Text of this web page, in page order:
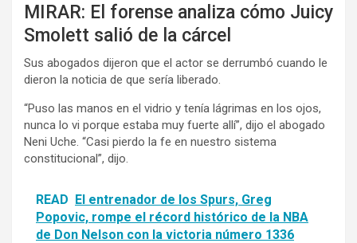
MIRAR: El forense analiza cómo Juicy
Smolett salió de la cárcel
Sus abogados dijeron que el actor se derrumbó cuando le
dieron la noticia de que sería liberado.
“Puso las manos en el vidrio y tenía lágrimas en los ojos,
nunca lo vi porque estaba muy fuerte allí”, dijo el abogado
Neni Uche. “Casi pierdo la fe en nuestro sistema
constitucional”, dijo.
READ El entrenador de los Spurs, Greg
Popovic, rompe el récord histórico de la NBA
de Don Nelson con la victoria número 1336